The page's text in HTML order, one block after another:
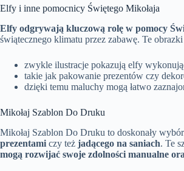
Elfy i inne pomocnicy Świętego Mikołaja
Elfy odgrywają kluczową rolę w pomocy
świątecznego klimatu przez zabawę. Te
zwykle ilustracje pokazują elfy
takie jak pakowanie prezentów czy
dzięki temu maluchy mogą łatwo
Mikołaj Szablon Do Druku
Mikołaj Szablon Do Druku to doskonały
prezentami czy też jadącego na saniach. Te
mogą rozwijać swoje zdolności manualne